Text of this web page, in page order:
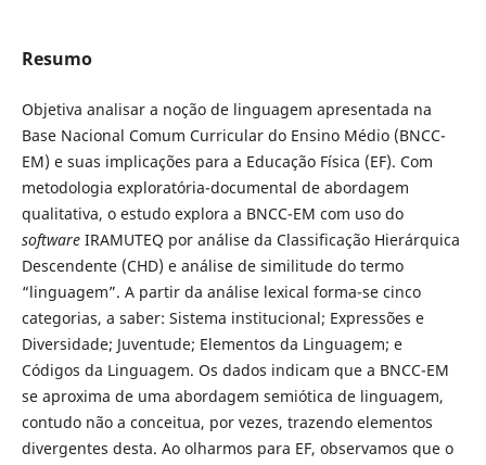
Resumo
Objetiva analisar a noção de linguagem apresentada na
Base Nacional Comum Curricular do Ensino Médio (BNCC-
EM) e suas implicações para a Educação Física (EF). Com
metodologia exploratória-documental de abordagem
qualitativa, o estudo explora a BNCC-EM com uso do
softwareIRAMUTEQ por análise da Classificação Hierárquica
Descendente (CHD) e análise de similitude do termo
“linguagem”. A partir da análise lexical forma-se cinco
categorias, a saber: Sistema institucional; Expressões e
Diversidade; Juventude; Elementos da Linguagem; e
Códigos da Linguagem. Os dados indicam que a BNCC-EM
se aproxima de uma abordagem semiótica de linguagem,
contudo não a conceitua, por vezes, trazendo elementos
divergentes desta. Ao olharmos para EF, observamos que o